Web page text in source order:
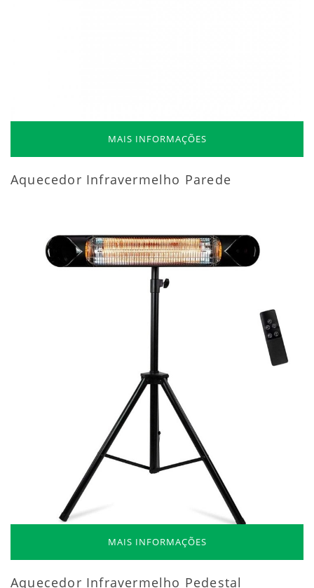
MAIS INFORMAÇÕES
Aquecedor Infravermelho Parede
MAIS INFORMAÇÕES
Aquecedor Infravermelho Pedestal